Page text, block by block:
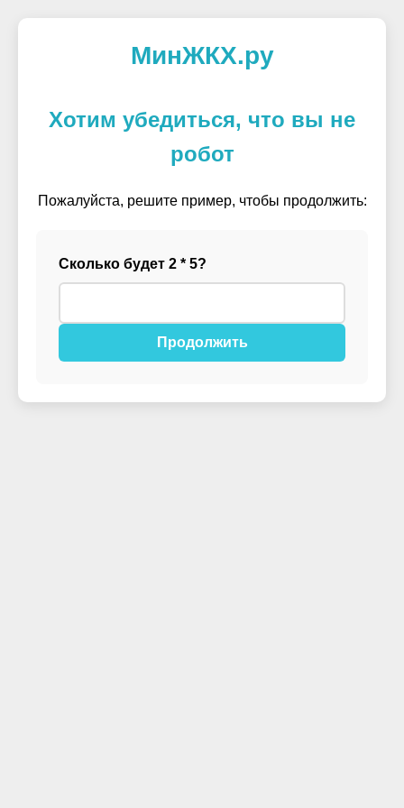
МинЖКХ.ру
Хотим убедиться, что вы не
робот
Пожалуйста, решите пример, чтобы продолжить:
Сколько будет 2 * 5?
Продолжить